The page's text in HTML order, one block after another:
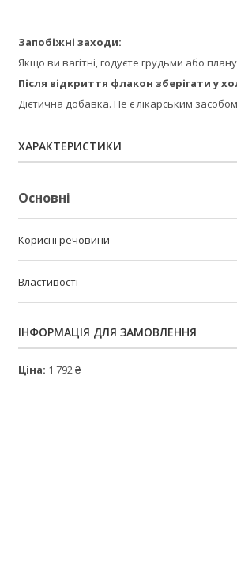
Запобіжні заходи:
Якщо ви вагітні, годуєте грудьми або
Після відкриття флакон зберігати у
Дієтична добавка. Не є лікарським
ХАРАКТЕРИСТИКИ
Основні
Корисні речовини
Властивості
ІНФОРМАЦІЯ ДЛЯ ЗАМОВЛЕННЯ
Ціна: 1 792 ₴